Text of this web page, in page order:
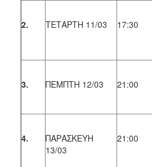
2. ΤΕΤΑΡΤΗ 11/03 17:30
3. ΠΕΜΠΤΗ 12/03 21:00
4.
ΠΑΡΑΣΚΕΥΗ
13/03
21:00